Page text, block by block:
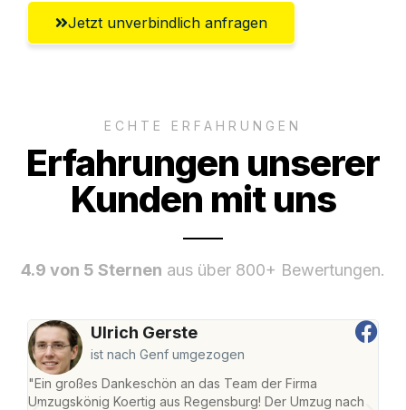
Jetzt unverbindlich anfragen
ECHTE ERFAHRUNGEN
Erfahrungen unserer
Kunden mit uns
4.9 von 5 Sternen aus über 800+ Bewertungen.
Ulrich Gerste
ist nach Genf umgezogen
"Ein großes Dankeschön an das Team der Firma
Umzugskönig Koertig aus Regensburg! Der Umzug nach